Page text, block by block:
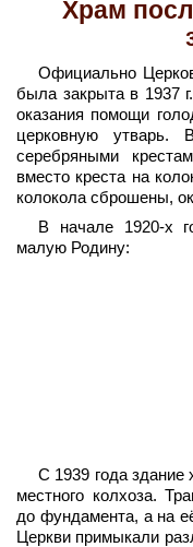
Храм
Официально
была закрыта в 1937
оказания помощи
церковную
серебряными
вместо креста на
колокола сброшены,
В начале 1920-х
малую Родину:
С 1939 года здание
местного колхоза.
до фундамента, а на
Церкви примыкали